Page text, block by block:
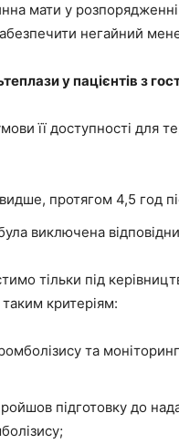
мати у розпорядженні
негайний
у пацієнтів з
її доступності для
протягом 4,5 год
виключена
тільки під
таким критеріям:
та
підготовку до